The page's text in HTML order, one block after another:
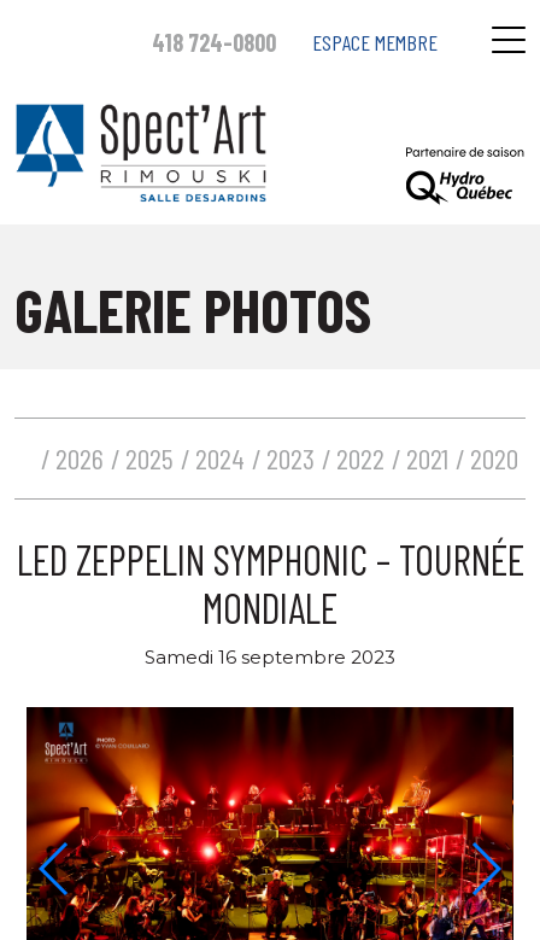
418 724-0800 ESPACE MEMBRE
GALERIE PHOTOS
2026 2025 2024 2023 2022 2021 2020
LED ZEPPELIN SYMPHONIC – TOURNÉE
MONDIALE
Samedi 16 septembre 2023